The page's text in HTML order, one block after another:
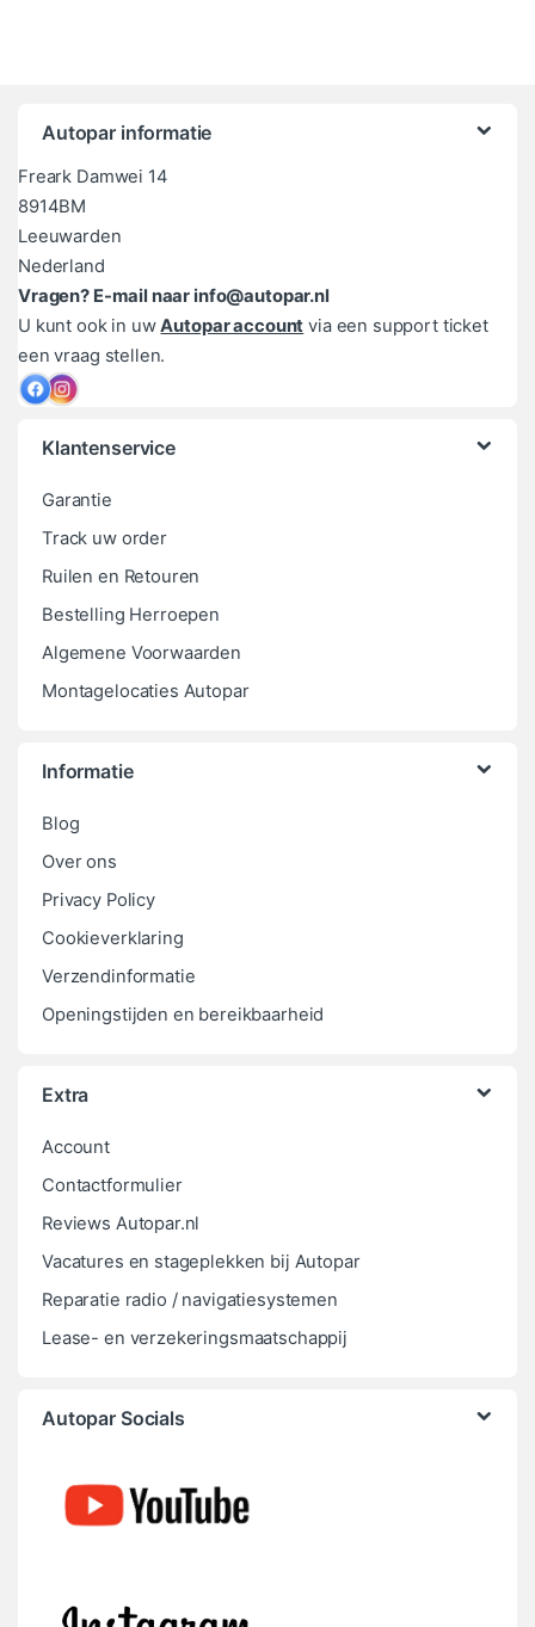
Autopar informatie
Freark Damwei 14
8914BM
Leeuwarden
Nederland
Vragen? E-mail naar info@autopar.nl
U kunt ook in uwAutopar account via een support ticket
een vraag stellen.
Klantenservice
Garantie
Track uw order
Ruilen en Retouren
Bestelling Herroepen
Algemene Voorwaarden
Montagelocaties Autopar
Informatie
Blog
Over ons
Privacy Policy
Cookieverklaring
Verzendinformatie
Openingstijden en bereikbaarheid
Extra
Account
Contactformulier
Reviews Autopar.nl
Vacatures en stageplekken bij Autopar
Reparatie radio / navigatiesystemen
Lease- en verzekeringsmaatschappij
Autopar Socials